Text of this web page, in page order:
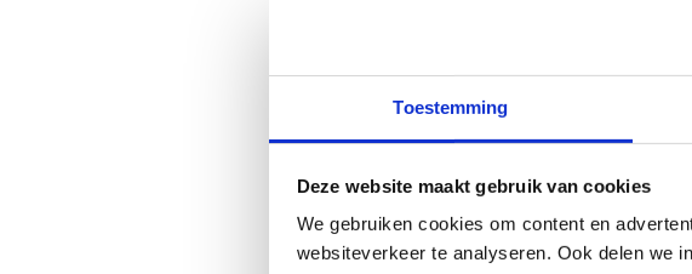
Toestemming
Deze website maakt gebruik van cookies
We gebruiken cookies om content en
websiteverkeer te analyseren. Ook delen we